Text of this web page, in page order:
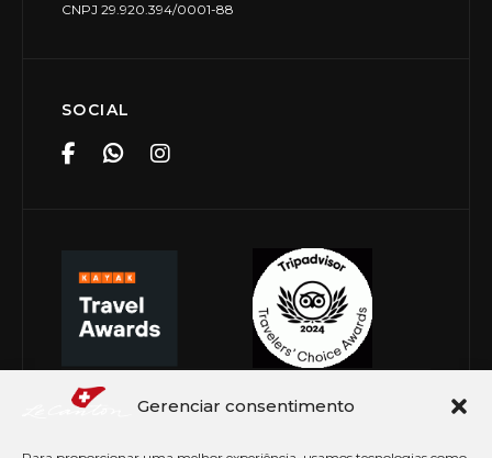
Gerenciar consentimento
CNPJ 29.920.394/0001-88
SOCIAL